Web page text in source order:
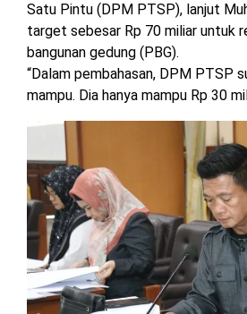
Satu Pintu (DPM PTSP), lanjut
target sebesar Rp 70 miliar untuk
bangunan gedung (PBG).
“Dalam pembahasan, DPM PTSP
mampu. Dia hanya mampu Rp 30